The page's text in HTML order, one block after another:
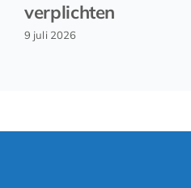
verplichten
9 juli 2026